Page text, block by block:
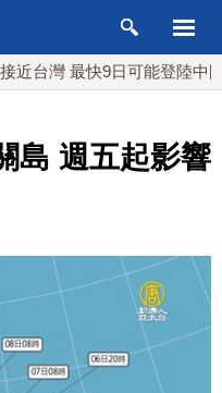
灣 最快9日可能登陸中國
島 週五起影響